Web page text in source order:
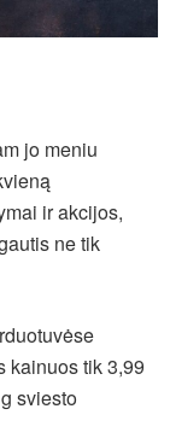
jo meniu
ir akcijos,
ne tik
kainuos tik 3,99
sviesto